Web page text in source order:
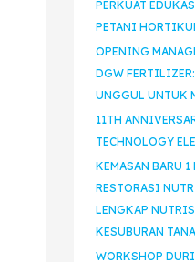
PERKUAT
PETANI
OPENING
DGW
UNGGUL UNTUK
11TH
TECHNOLOGY
KEMASAN BARU
RESTORASI
LENGKAP
KESUBURAN
WORKSHOP